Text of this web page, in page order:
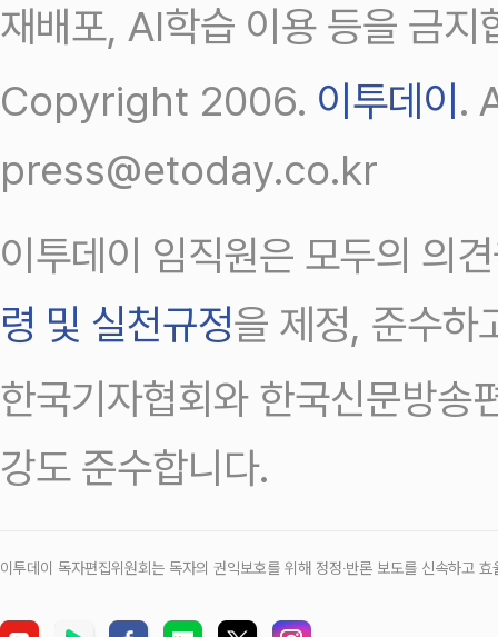
재배포, AI학습 이용 등을 금지
Copyright 2006. 이투데이 .
press@etoday.co.kr
이투데이 임직원은 모두의 의
령 및 실천규정을 제정, 준수하
한국기자협회와 한국신문방송
강도 준수합니다.
이투데이 독자편집위원회는 독자의 권익보호를 위해 정정‧반론 보도를 신속하고